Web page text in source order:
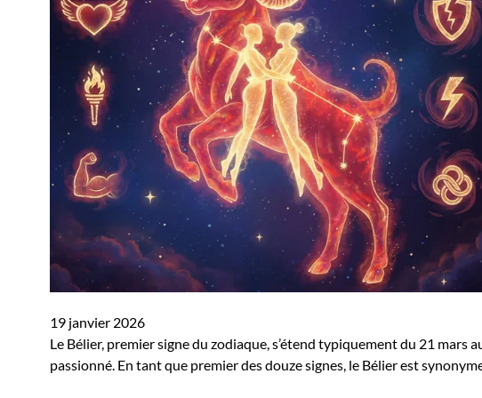
19 janvier 2026
Le Bélier, premier signe du zodiaque, s’étend typiquement du 21 mars
passionné. En tant que premier des douze signes, le Bélier est